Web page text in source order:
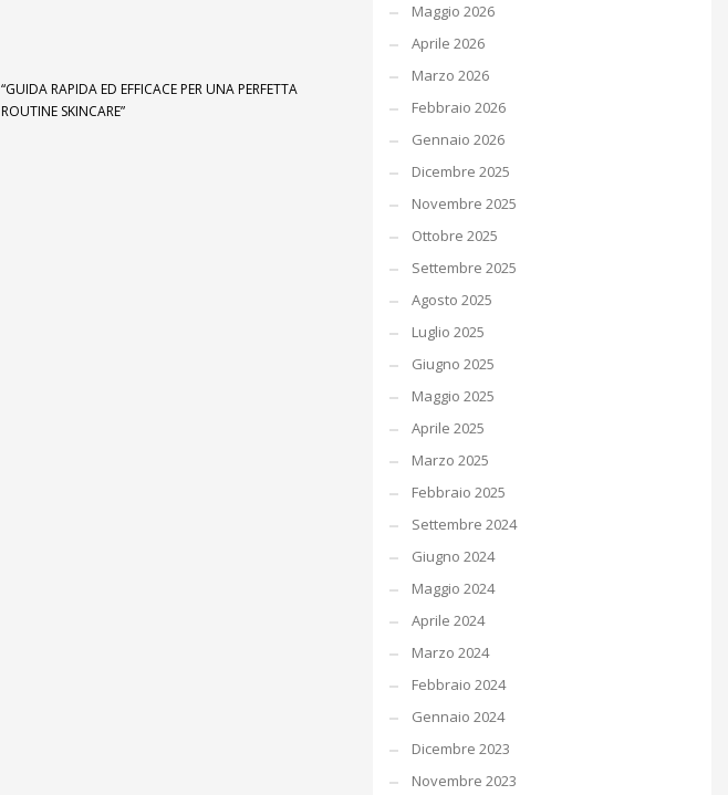
“GUIDA RAPIDA ED EFFICACE PER UNA PERFETTA
ROUTINE SKINCARE”
Maggio 2026
Aprile 2026
Marzo 2026
Febbraio 2026
Gennaio 2026
Dicembre 2025
Novembre 2025
Ottobre 2025
Settembre 2025
Agosto 2025
Luglio 2025
Giugno 2025
Maggio 2025
Aprile 2025
Marzo 2025
Febbraio 2025
Settembre 2024
Giugno 2024
Maggio 2024
Aprile 2024
Marzo 2024
Febbraio 2024
Gennaio 2024
Dicembre 2023
Novembre 2023